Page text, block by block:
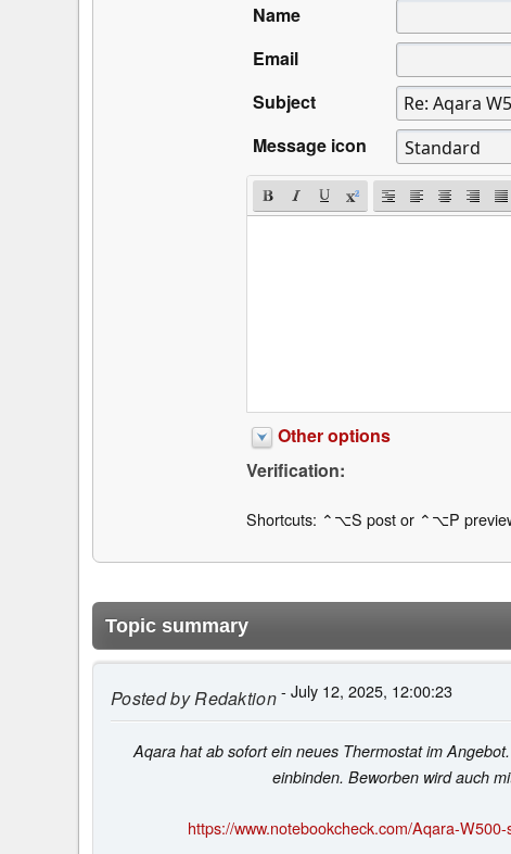
Name
Email
Subject
Message icon
Other options
Verification:
Shortcuts: ⌃⌥S post or ⌃⌥P
Topic summary
Posted byRedaktion- July 12, 2025, 12:00:23
Aqara hat ab sofort ein neues Thermostat im
einbinden. Beworben wird auch
https://www.notebookcheck.com/Aqara-